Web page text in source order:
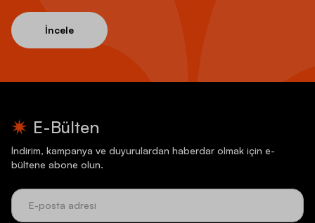
İncele
E-Bülten
İndirim, kampanya ve duyurulardan haberdar olmak için e-
bültene abone olun.